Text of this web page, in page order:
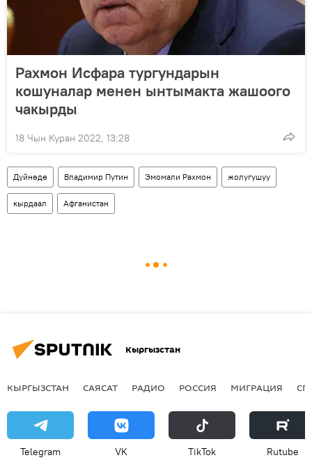
Рахмон Исфара тургундарын
кошуналар менен ынтымакта жашоого
чакырды
18 Чын Куран 2022, 13:28
Дүйнөдө Владимир Путин Эмомали Рахмон жолугушуу
кырдаал Афганистан
Кыргызстан
КЫРГЫЗСТАН САЯСАТ РАДИО РОССИЯ МИГРАЦИЯ
Telegram VK ТikТоk Rutube